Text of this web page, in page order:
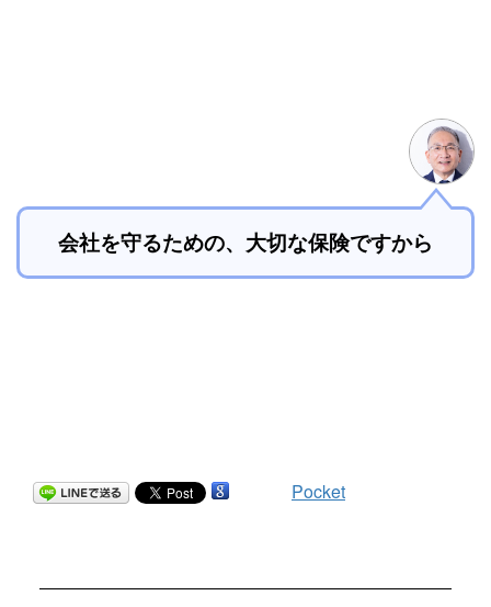
会社を守るための、 大切な保険ですから
Pocket